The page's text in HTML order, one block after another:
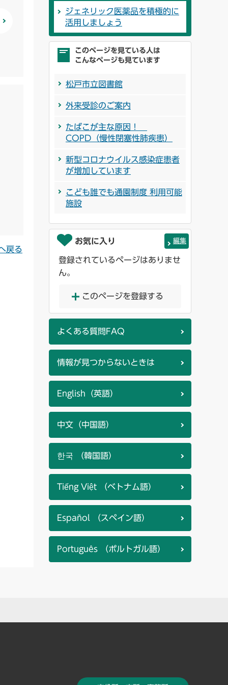
戻る
ジェネリック医薬品を積極的に
活用しましょう
このページを見ている人は
こんなページも見ています
松戸市立図書館
外来受診のご案内
たばこが主な原因！
COPD（慢性閉塞性肺疾患）
新型コロナウイルス感染症患者
が増加しています
こども誰でも通園制度 利用可能
施設
お気に入り 編集
登録されているページはありませ
ん。
このページを登録する
よくある質問FAQ
情報が見つからないときは
English（英語）
中文（中国語）
한국 （韓国語）
Tiếng Việt （ベトナム語）
Español （スペイン語）
Português （ポルトガル語）